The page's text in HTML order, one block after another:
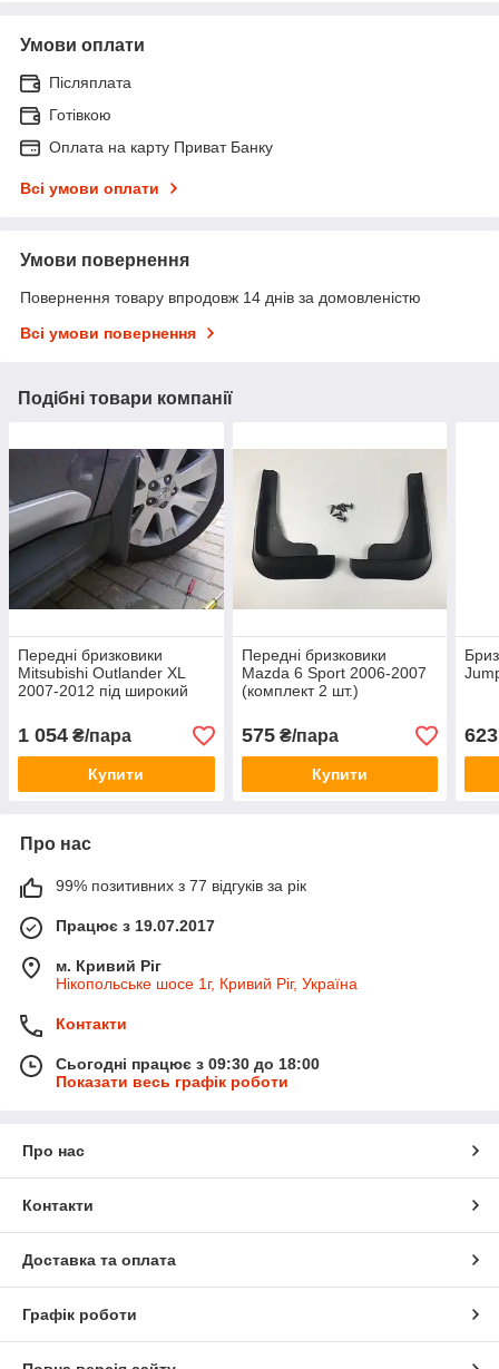
Умови оплати
Післяплата
Готівкою
Оплата на карту Приват Банку
Всі умови оплати
Умови повернення
Повернення товару впродовж 14 днів за домовленістю
Всі умови повернення
Подібні товари компанії
Передні бризковики
Mitsubishi Outlander XL
2007-2012 під широкий
1 054 ₴/пара
Купити
Передні бризковики
Mazda 6 Sport 2006-2007
(комплект 2 шт.)
575₴/пара
Купити
623
Про нас
99% позитивних з 77 відгуків за рік
Працює з 19.07.2017
м. Кривий Ріг
Нікопольське шосе 1г, Кривий Ріг, Україна
Контакти
Сьогодні працює з 09:30 до 18:00
Показати весь графік роботи
Про нас
Контакти
Доставка та оплата
Графік роботи